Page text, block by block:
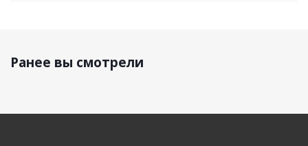
Ранее вы смотрели